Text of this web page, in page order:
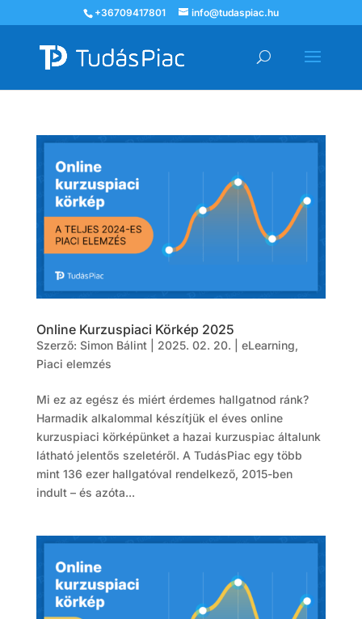
+36709417801 info@tudaspiac.hu
Online Kurzuspiaci Körkép 2025
Szerző: Simon Bálint| 2025. 02. 20. eLearning,
Piaci elemzés
Mi ez az egész és miért érdemes hallgatnod ránk?
Harmadik alkalommal készítjük el éves online
kurzuspiaci körképünket a hazai kurzuspiac általunk
látható jelentős szeletéről. A TudásPiac egy több
mint 136 ezer hallgatóval rendelkező, 2015-ben
indult – és azóta...